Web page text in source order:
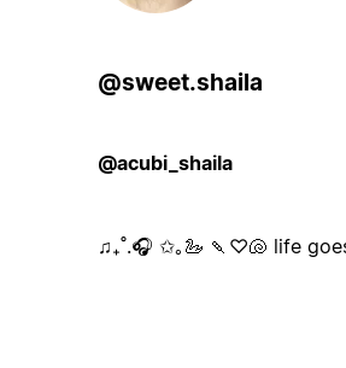
@sweet.shaila
@acubi_shaila
♫₊˚.🎧 ✩｡🦢 🍡♡🐚 life